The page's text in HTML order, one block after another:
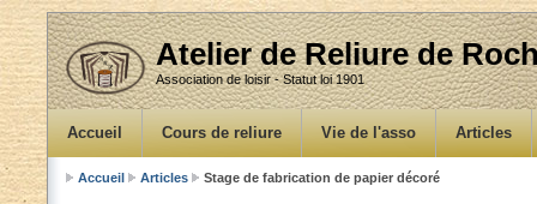
Atelier de Reliure de
Association de loisir - Statut loi 1901
Accueil Cours de reliure Vie de l'asso Articles
Accueil Articles Stage de fabrication de papier décoré